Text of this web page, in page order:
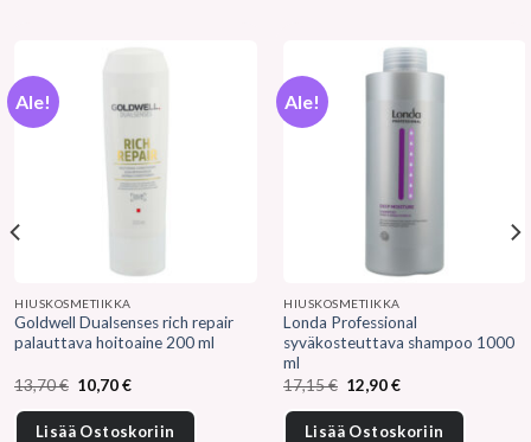
Ale!
HIUSKOSMETIIKKA
Goldwell Dualsenses rich repair
palauttava hoitoaine 200 ml
13,70€ Alkuperäinen
hinta
oli:
13,70 €.
10,70€Nykyinen
on:
10,70 €.
Lisää Ostoskoriin
Ale!
HIUSKOSMETIIKKA
Londa Professional
syväkosteuttava shampoo 1000
ml
17,15€ Alkuperäinen
hinta
oli:
17,15 €.
12,90€Nykyinen
on:
12,90 €.
Lisää Ostoskoriin